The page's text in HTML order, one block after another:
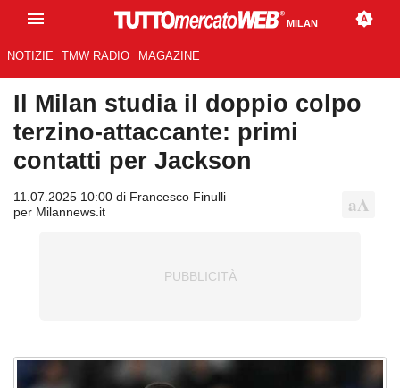
MILAN
NOTIZIE TMW RADIO MAGAZINE
Il Milan studia il doppio colpo
terzino-attaccante: primi
contatti per Jackson
11.07.2025 10:00 di Francesco Finulli
per Milannews.it